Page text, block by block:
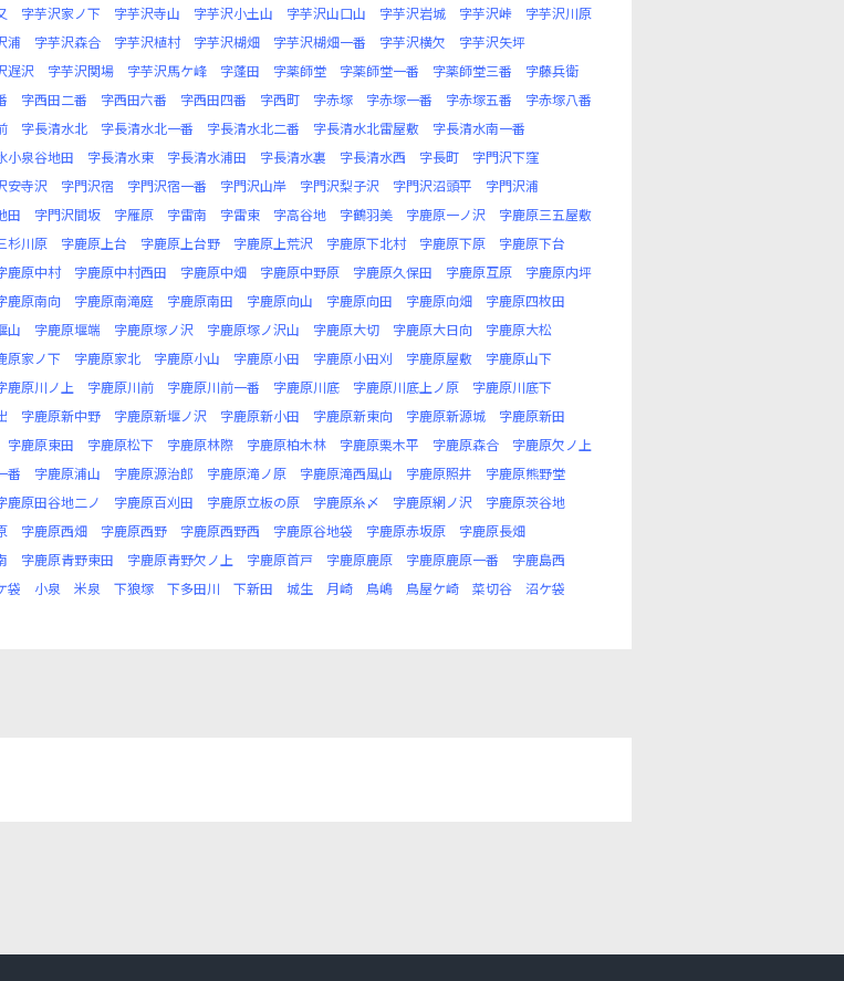
字芋沢家ノ下 字芋沢寺山 字芋沢小土山 字芋沢山口山 字芋沢岩城 字芋沢峠
字芋沢川原
浦 字芋沢森合 字芋沢植村 字芋沢楜畑 字芋沢楜畑一番 字芋沢横欠
字芋沢矢坪
遅沢 字芋沢関場 字芋沢馬ケ峰 字蓬田 字薬師堂 字薬師堂一番 字薬師堂三番
字藤兵衛
字西田二番 字西田六番 字西田四番 字西町 字赤塚 字赤塚一番 字赤塚五番
字赤塚八番
字長清水北 字長清水北一番 字長清水北二番 字長清水北雷屋敷
字長清水南一番
小泉谷地田 字長清水東 字長清水浦田 字長清水裏 字長清水西 字長町
字門沢下窪
安寺沢 字門沢宿 字門沢宿一番 字門沢山岸 字門沢梨子沢 字門沢沼頭平
字門沢浦
田 字門沢間坂 字雁原 字雷南 字雷東 字高谷地 字鶴羽美 字鹿原一ノ沢
字鹿原三五屋敷
杉川原 字鹿原上台 字鹿原上台野 字鹿原上荒沢 字鹿原下北村 字鹿原下原
字鹿原下台
鹿原中村 字鹿原中村西田 字鹿原中畑 字鹿原中野原 字鹿原久保田 字鹿原互原
字鹿原内坪
鹿原南向 字鹿原南滝庭 字鹿原南田 字鹿原向山 字鹿原向田 字鹿原向畑
字鹿原四枚田
山 字鹿原堰端 字鹿原塚ノ沢 字鹿原塚ノ沢山 字鹿原大切 字鹿原大日向
字鹿原大松
原家ノ下 字鹿原家北 字鹿原小山 字鹿原小田 字鹿原小田刈 字鹿原屋敷
字鹿原山下
鹿原川ノ上 字鹿原川前 字鹿原川前一番 字鹿原川底 字鹿原川底上ノ原
字鹿原川底下
字鹿原新中野 字鹿原新堰ノ沢 字鹿原新小田 字鹿原新東向 字鹿原新源城
字鹿原新田
字鹿原東田 字鹿原松下 字鹿原林際 字鹿原柏木林 字鹿原栗木平 字鹿原森合
字鹿原欠ノ上
番 字鹿原浦山 字鹿原源治郎 字鹿原滝ノ原 字鹿原滝西風山 字鹿原照井
字鹿原熊野堂
鹿原田谷地二ノ 字鹿原百刈田 字鹿原立板の原 字鹿原糸〆 字鹿原網ノ沢
字鹿原茨谷地
字鹿原西畑 字鹿原西野 字鹿原西野西 字鹿原谷地袋 字鹿原赤坂原
字鹿原長畑
字鹿原青野東田 字鹿原青野欠ノ上 字鹿原首戸 字鹿原鹿原 字鹿原鹿原一番
字鹿島西
袋 小泉 米泉 下狼塚 下多田川 下新田 城生 月崎 鳥嶋 鳥屋ケ崎 菜切谷
沼ケ袋